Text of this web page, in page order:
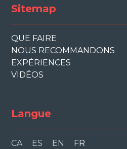
Sitemap
QUE FAIRE
NOUS RECOMMANDONS
EXPÉRIENCES
VIDÉOS
Langue
CA ES EN FR